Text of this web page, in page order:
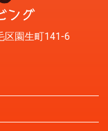
区園生町141-6